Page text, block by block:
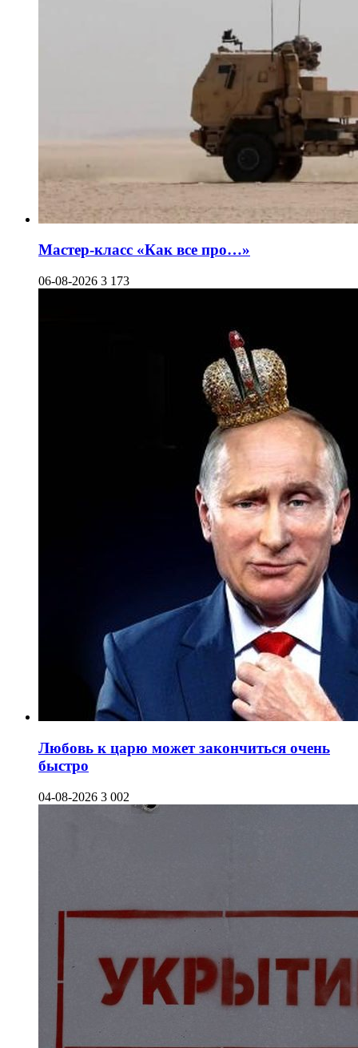
Мастер-класс «Как все про…»
06-08-2026 3 173
Любовь к царю может закончиться очень
быстро
04-08-2026 3 002